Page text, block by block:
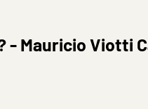
Mauricio Viotti